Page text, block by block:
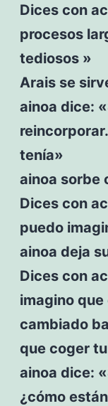
Dices con
procesos
tediosos »
Arais se
ainoa dice:
tenía»
ainoa sorbe
Dices con
puedo
ainoa deja
Dices con
imagino que
cambiado
que coger
ainoa dice:
¿cómo